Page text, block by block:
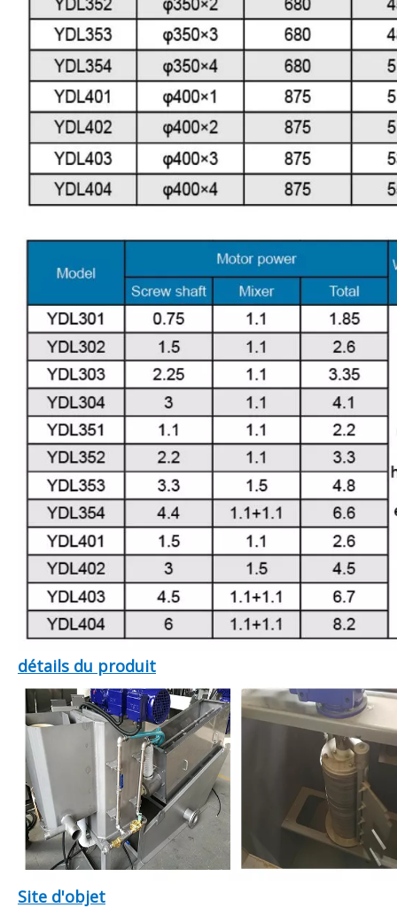
détails du produit
Site d'objet